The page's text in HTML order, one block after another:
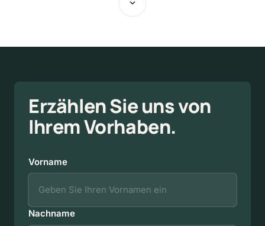
Erzählen Sie uns
Ihrem Vorhaben.
Vorname
Vorname
Nachname